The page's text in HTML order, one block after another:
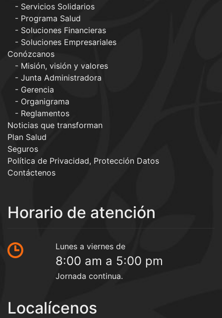
Servicios Solidarios
Programa Salud
Soluciones Financieras
Soluciones Empresariales
Conózcanos
Misión, visión y valores
Junta Administradora
Gerencia
Organigrama
Reglamentos
Noticias que transforman
Plan Salud
Seguros
Política de Privacidad, Protección Datos
Contáctenos
Horario de atención
Lunes a viernes de
8:00 am a 5:00 pm
Jornada continua.
Localícenos